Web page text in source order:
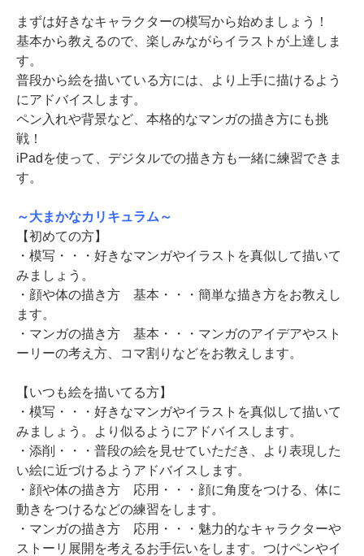
まずは好きなキャラクターの模写から始めましょう！
基本から教えるので、楽しみながらイラストが上達しま
す。
普段から絵を描いている方には、より上手に描けるよう
にアドバイスします。
ペン入れや背景など、本格的なマンガの描き方にも挑
戦！
iPadを使って、デジタルでの描き方も一緒に練習できま
す。
～大まかなカリキュラム～
【初めての方】
・模写・・・好きなマンガやイラストを真似して描いて
みましょう。
・顔や体の描き方 基本・・・簡単な描き方をお教えし
ます。
・マンガの描き方 基本・・・マンガのアイデアやスト
ーリーの考え方、コマ割りなどをお教えします。
【いつも絵を描いてる方】
・模写・・・好きなマンガやイラストを真似して描いて
みましょう。より似るようにアドバイスします。
・添削・・・普段の絵を見せていただき、より表現した
い絵に近づけるようアドバイスします。
・顔や体の描き方 応用・・・顔に角度をつける、体に
動きをつけるなどの練習をします。
・マンガの描き方 応用・・・魅力的なキャラクターや
ストーリ展開を考えるお手伝いをします。つけペンやイ